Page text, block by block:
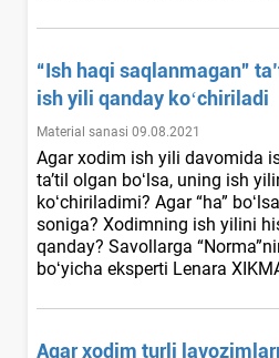
“Ish haqi saqlanmagan”
ish yili qanday koʻchiriladi
Material sanasi 09.08.2021
Agar хodim ish yili davomida
ta’til olgan boʻlsa, uning ish
koʻchiriladimi? Agar “ha”
soniga? Xodimning ish yilini
qanday? Savollarga
boʻyicha eksperti Lenara
Agar хodim turli